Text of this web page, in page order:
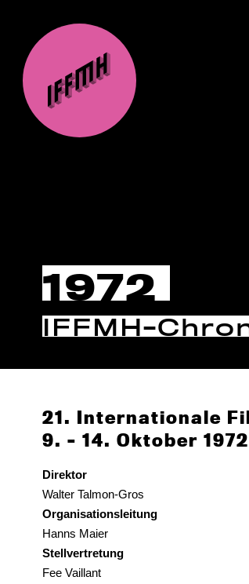
1972
IFFMH-
21. Internationale
9. – 14. Oktober 1972
Direktor
Walter Talmon-Gros
Organisationsleitung
Hanns Maier
Stellvertretung
Fee Vaillant